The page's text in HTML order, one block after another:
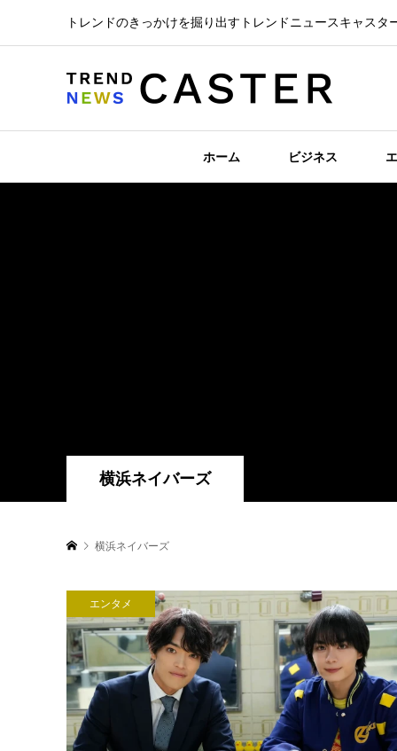
トレンドのきっかけを掘り出すトレンドニュースキャスタ
ホーム ビジネス
横浜ネイバーズ
横浜ネイバーズ
エンタメ